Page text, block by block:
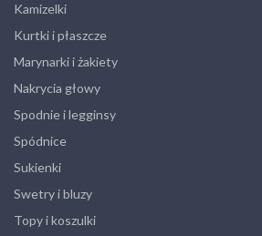
Kamizelki
Kurtki i płaszcze
Marynarki i żakiety
Nakrycia głowy
Spodnie i legginsy
Spódnice
Sukienki
Swetry i bluzy
Topy i koszulki